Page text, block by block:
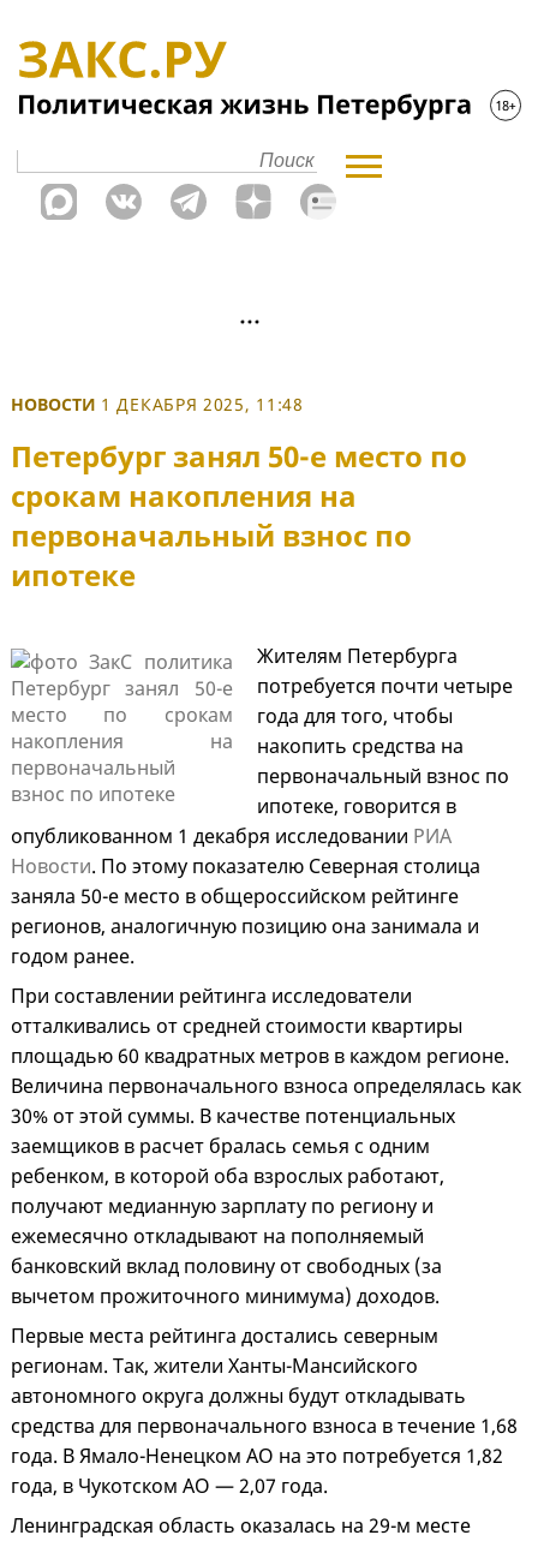
НОВОСТИ 1 ДЕКАБРЯ 2025, 11:48
Петербург занял 50-е место по
срокам накопления на
первоначальный взнос по
ипотеке
Жителям Петербурга
потребуется почти четыре
года для того, чтобы
накопить средства на
первоначальный взнос по
ипотеке, говорится в
опубликованном 1 декабря исследовании РИА
Новости. По этому показателю Северная столица
заняла 50-е место в общероссийском рейтинге
регионов, аналогичную позицию она занимала и
годом ранее.
При составлении рейтинга исследователи
отталкивались от средней стоимости квартиры
площадью 60 квадратных метров в каждом регионе.
Величина первоначального взноса определялась как
30% от этой суммы. В качестве потенциальных
заемщиков в расчет бралась семья с одним
ребенком, в которой оба взрослых работают,
получают медианную зарплату по региону и
ежемесячно откладывают на пополняемый
банковский вклад половину от свободных (за
вычетом прожиточного минимума) доходов.
Первые места рейтинга достались северным
регионам. Так, жители Ханты-Мансийского
автономного округа должны будут откладывать
средства для первоначального взноса в течение 1,68
года. В Ямало-Ненецком АО на это потребуется 1,82
года, в Чукотском АО — 2,07 года.
Ленинградская область оказалась на 29-м месте